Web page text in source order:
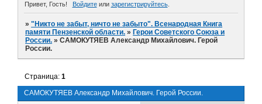
Привет, Гость! Войдитеили зарегистрируйтесь.
»"Никто не забыт, ничто не забыто". Всенародная Книга
памяти Пензенской области. » Герои Советского Союза и
России. »САМОКУТЯЕВ Александр Михайлович. Герой
России.
САМОКУТЯЕВ Александр Михайлович. Герой России.
Страница:1